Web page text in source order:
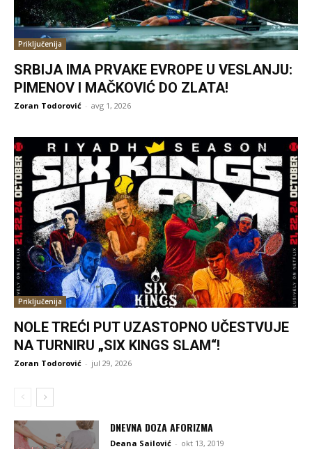
Priključenija
SRBIJA IMA PRVAKE EVROPE U VESLANJU:
PIMENOV I MAČKOVIĆ DO ZLATA!
Zoran Todorović - avg 1, 2026
Priključenija
NOLE TREĆI PUT UZASTOPNO UČESTVUJE
NA TURNIRU „SIX KINGS SLAM“!
Zoran Todorović - jul 29, 2026
DNEVNA DOZA AFORIZMA
Deana Sailović - okt 13, 2019